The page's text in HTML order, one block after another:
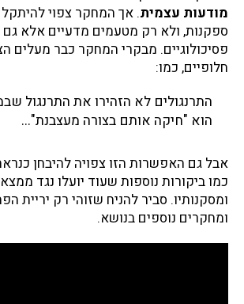
מודעות עצמית. אך המחקר צפוי
ספקנות, ולא רק מטעמים מדעיים אלא גם
פסיכולוגיים. מבקרי המחקר כבר מעלים
חלופיים, כמו:
התרנגולים לא הזהירו את התרנגול
הוא "חיקה אותם בצורה מעצבנת"...
אבל גם האפשרות הזו צפויה להיבחן
כמו ביקורות נוספות שעוד יועלו נגד
ומסקנותיו. סביר להניח שזוהי רק יריית
ומחקרים נוספים בנושא.